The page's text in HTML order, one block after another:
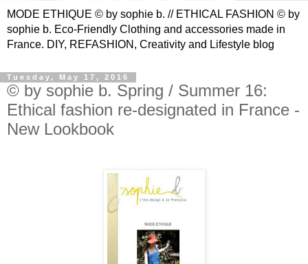
MODE ETHIQUE © by sophie b. // ETHICAL FASHION © by
sophie b. Eco-Friendly Clothing and accessories made in
France. DIY, REFASHION, Creativity and Lifestyle blog
Tuesday, May 17, 2016
© by sophie b. Spring / Summer 16:
Ethical fashion re-designated in France -
New Lookbook